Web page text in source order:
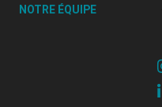
NOTRE ÉQUIPE